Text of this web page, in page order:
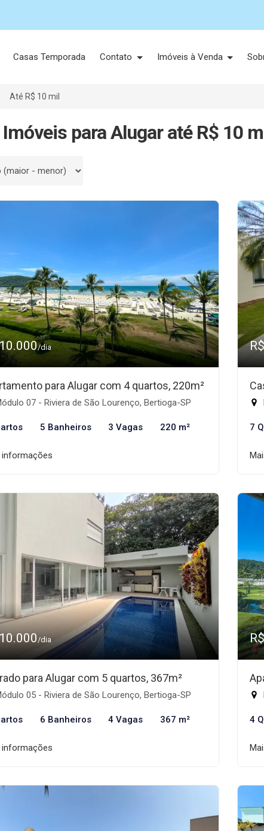
Casas Temporada Contato Imóveis à Venda
Até R$ 10 mil
para Alugar até R$ 10
por
/dia
para Alugar com 4 quartos, 220m²
07 - Riviera de São Lourenço, Bertioga-SP
5 Banheiros 3 Vagas 220 m²
informações
7
/dia
para Alugar com 5 quartos, 367m²
05 - Riviera de São Lourenço, Bertioga-SP
6 Banheiros 4 Vagas 367 m²
informações
4